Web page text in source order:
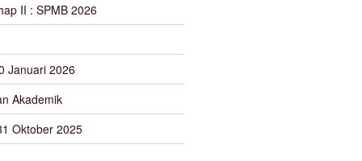
II : SPMB 2026
Januari 2026
Akademik
Oktober 2025